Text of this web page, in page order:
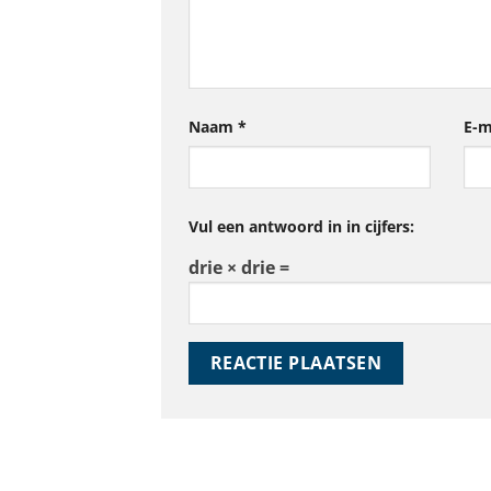
Naam * E-
Vul een antwoord in in cijfers:
drie × drie =